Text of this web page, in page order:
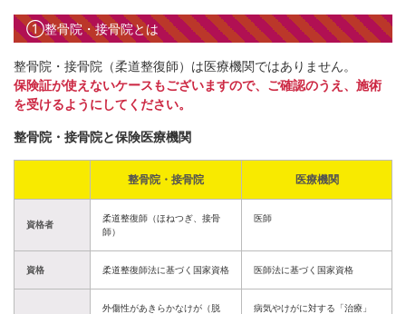
①整骨院・接骨院とは
整骨院・接骨院（柔道整復師）は医療機関ではありません。
保険証が使えないケースもございますので、ご確認のうえ、施術
を受けるようにしてください。
整骨院・接骨院と保険医療機関
整骨院・接骨院 医療機関
資格者
柔道整復師（ほねつぎ、接骨
師）
医師
資格 柔道整復師法に基づく国家資格 医師法に基づく国家資格
外傷性があきらかなけが（脱
病気やけがに対する「治療」